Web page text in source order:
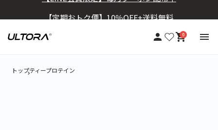
トップティープロテイン
0